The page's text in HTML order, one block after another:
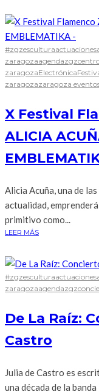
#zgzesculturaactuaciones
zaragozaagendazgz
zaragozaElectrónica
zaragozazaragoza
X Festival
ALICIA
Alicia Acuña, una de
actualidad,
primitivo como...
LEER MÁS
#zgzesculturaactuaciones
zaragozaagendazgz
De La Raíz:
Castro
Julia de Castro es
una década de la